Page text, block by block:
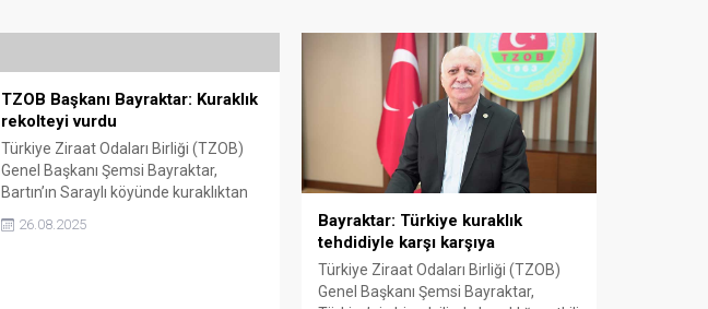
TZOB Başkanı Bayraktar: Kuraklık
rekolteyi vurdu
Türkiye Ziraat Odaları Birliği (TZOB)
Genel Başkanı Şemsi Bayraktar,
Bartın’ın Saraylı köyünde kuraklıktan
incelemelerde bulundu.
26.08.2025
Bayraktar: Türkiye kuraklık
tehdidiyle karşı karşıya
Türkiye Ziraat Odaları Birliği (TZOB)
Genel Başkanı Şemsi Bayraktar,